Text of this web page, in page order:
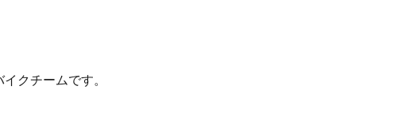
クチームです。